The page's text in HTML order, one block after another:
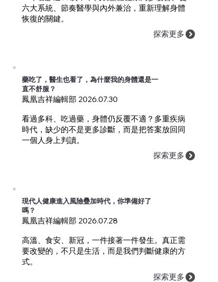
六大系統、節奏醫學與內外兼治，重新理解身體
恢復的關鍵。
探索更多
藥吃了，醫生也看了，為什麼我的身體還是一
直不舒服？
鳳凰吉祥編輯部 2026.07.30
看過多科、吃過藥，身體仍反覆不適？多重疾病
時代，缺少的不是更多診斷，而是把答案放回同
一個人身上判讀。
探索更多
現代人健康進入風險疊加時代，你準備好了
嗎？
鳳凰吉祥編輯部 2026.07.28
高溫、食安、新冠，一件接著一件發生。真正需
要改變的，不只是生活，而是我們判斷健康的方
式。
探索更多